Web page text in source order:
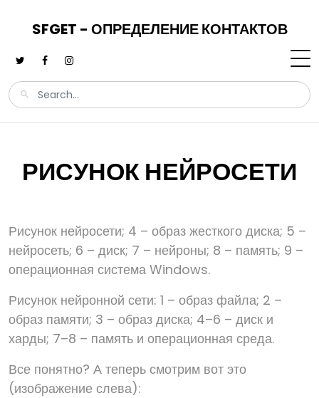
SFGET - ОПРЕДЕЛЕНИЕ КОНТАКТОВ
РИСУНОК НЕЙРОСЕТИ
Рисунок нейросети; 4 – образ жесткого диска; 5 –
нейросеть; 6 – диск; 7 – нейроны; 8 – память; 9 –
операционная система Windows.
Рисунок нейронной сети: 1 – образ файла; 2 –
образ памяти; 3 – образ диска; 4–6 – диск и
харды; 7–8 – память и операционная среда.
Все понятно? А теперь смотрим вот это
(изображение слева):